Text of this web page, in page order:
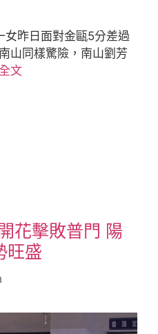
女昨日面對金甌5分差過
山同樣驚險，南山劉芳
文
花擊敗普門 陽
旺盛